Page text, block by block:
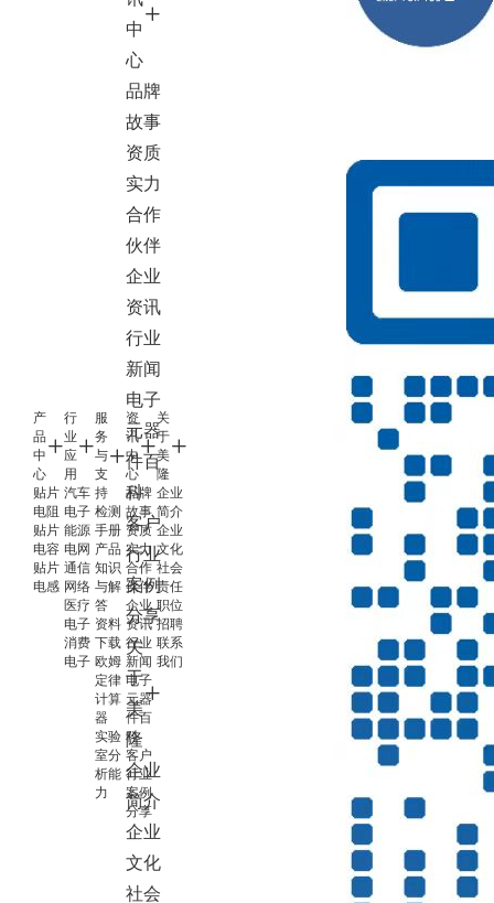
中
心
品牌
故事
资质
实力
合作
伙伴
企业
资讯
行业
新闻
电子
元器
件百
科
客户
行业
案例
分享
关
于
美
隆
企业
简介
企业
文化
社会
产
品
中
心
贴片
电阻
贴片
电容
贴片
电感
行
业
应
用
汽车
电子
能源
电网
通信
网络
医疗
电子
消费
电子
服
务
与
支
持
检测
手册
产品
知识
与解
答
资料
下载
欧姆
定律
计算
器
实验
室分
析能
力
资
讯
中
心
品牌
故事
资质
实力
合作
伙伴
企业
资讯
行业
新闻
电子
元器
件百
科
客户
行业
案例
分享
关
于
美
隆
企业
简介
企业
文化
社会
责任
职位
招聘
联系
我们